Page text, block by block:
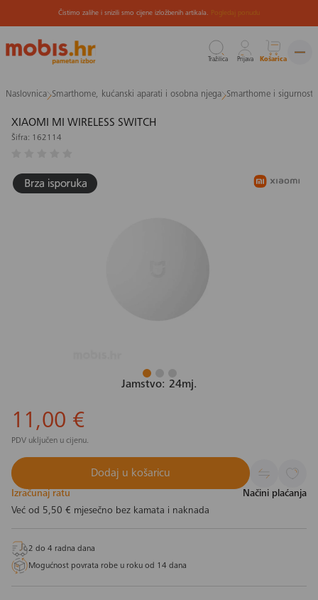
na
Čistimo zalihe i snizili smo cijene izložbenih artikala. Pogledaj ponudu
Tražilica Prijava Košarica
Naslovnica Smarthome, kućanski aparati i osobna njega Smarthome i sigurnost
XIAOMI MI WIRELESS SWITCH
Šifra: 162114
Jamstvo: 24mj.
11,00 €
PDV uključen u cijenu.
Dodaj u košaricu
Izračunaj ratu
Načini plaćanja
Već od 5,50 € mjesečno bez kamata i naknada
2 do 4 radna dana
Mogućnost povrata robe u roku od 14 dana